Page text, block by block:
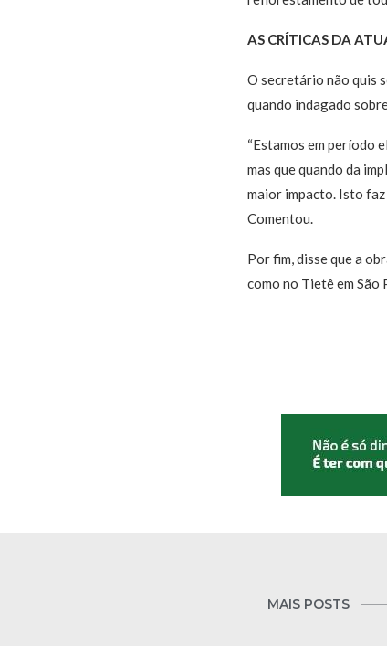
AS CRÍTICAS DA
O secretário não quis
quando indagado
“Estamos em período
mas que quando da
maior impacto. Isto
Comentou.
Por fim, disse que a
como no Tietê em São
MAIS POSTS